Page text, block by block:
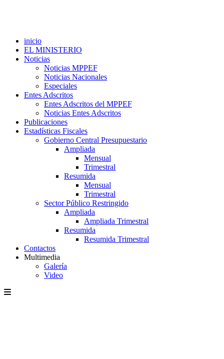
inicio
EL MINISTERIO
Noticias
Noticias MPPEF
Noticias Nacionales
Especiales
Entes Adscritos
Entes Adscritos del MPPEF
Noticias Entes Adscritos
Publicaciones
Estadísticas Fiscales
Gobierno Central Presupuestario
Ampliada
Mensual
Trimestral
Resumida
Mensual
Trimestral
Sector Público Restringido
Ampliada
Ampliada Trimestral
Resumida
Resumida Trimestral
Contactos
Multimedia
Galería
Video